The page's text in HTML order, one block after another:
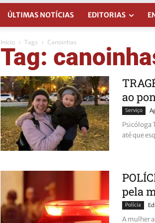
ÚLTIMAS NOTÍCIAS EDITORIAS
Início Tags Canoinhas
Tag:
ao
Serviço
Psicóloga
até que
pela
Polícia
A mulher